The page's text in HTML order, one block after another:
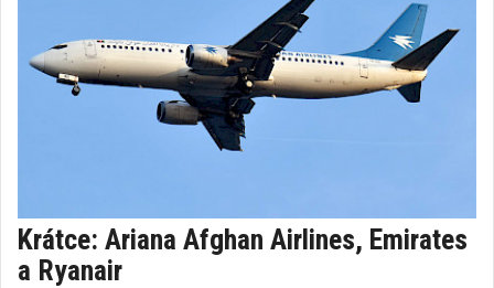
Krátce: Ariana Afghan Airlines, Emirates
a Ryanair